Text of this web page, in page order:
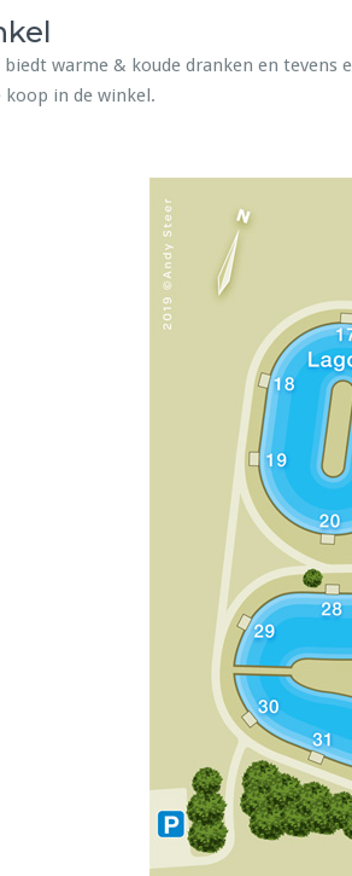
warme & koude dranken en
koop in de winkel.